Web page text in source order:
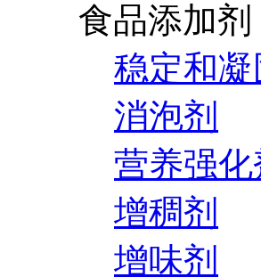
食品添加剂
稳定和凝
消泡剂
营养强化
增稠剂
增味剂